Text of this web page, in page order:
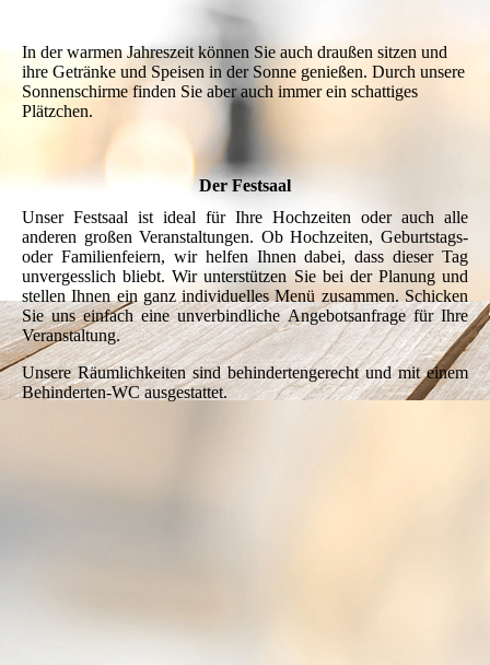
In der warmen Jahreszeit können Sie auch draußen sitzen und
ihre Getränke und Speisen in der Sonne genießen. Durch unsere
Sonnenschirme finden Sie aber auch immer ein schattiges
Plätzchen.
Der Festsaal
Unser Festsaal ist ideal für Ihre Hochzeiten oder auch alle
anderen großen Veranstaltungen. Ob Hoch­zei­ten, Geburtstags-
oder Familienfeiern, wir helfen Ihnen dabei, dass dieser Tag
unvergesslich bliebt. Wir unter­stüt­zen Sie bei der Planung und
stellen Ihnen ein ganz individuelles Menü zusammen. Schicken
Sie uns einfach eine unverbindliche Angebotsanfrage für Ihre
Veranstaltung.
Unsere Räumlichkeiten sind behindertengerecht und mit einem
Behinderten-WC ausgestattet.